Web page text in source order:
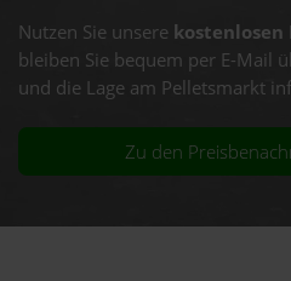
Nutzen Sie unsere
bleiben Sie bequem per E-Mail
und die Lage am Pelletsmarkt
Zu den